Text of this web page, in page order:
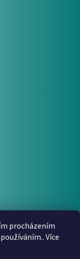
procházením
Více